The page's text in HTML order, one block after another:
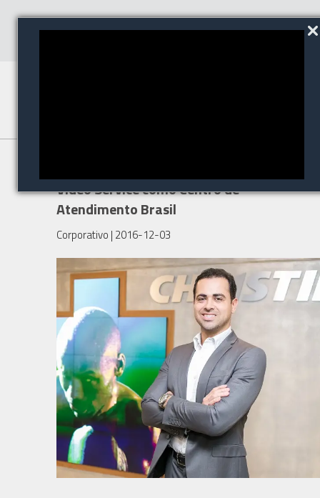
Video Service como Centro de
Atendimento Brasil
Corporativo | 2016-12-03